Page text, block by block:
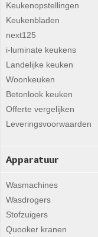
Keukenopstellingen
Keukenbladen
next125
i-luminate keukens
Landelijke keuken
Woonkeuken
Betonlook keuken
Offerte vergelijken
Leveringsvoorwaarden
Apparatuur
Wasmachines
Wasdrogers
Stofzuigers
Quooker kranen